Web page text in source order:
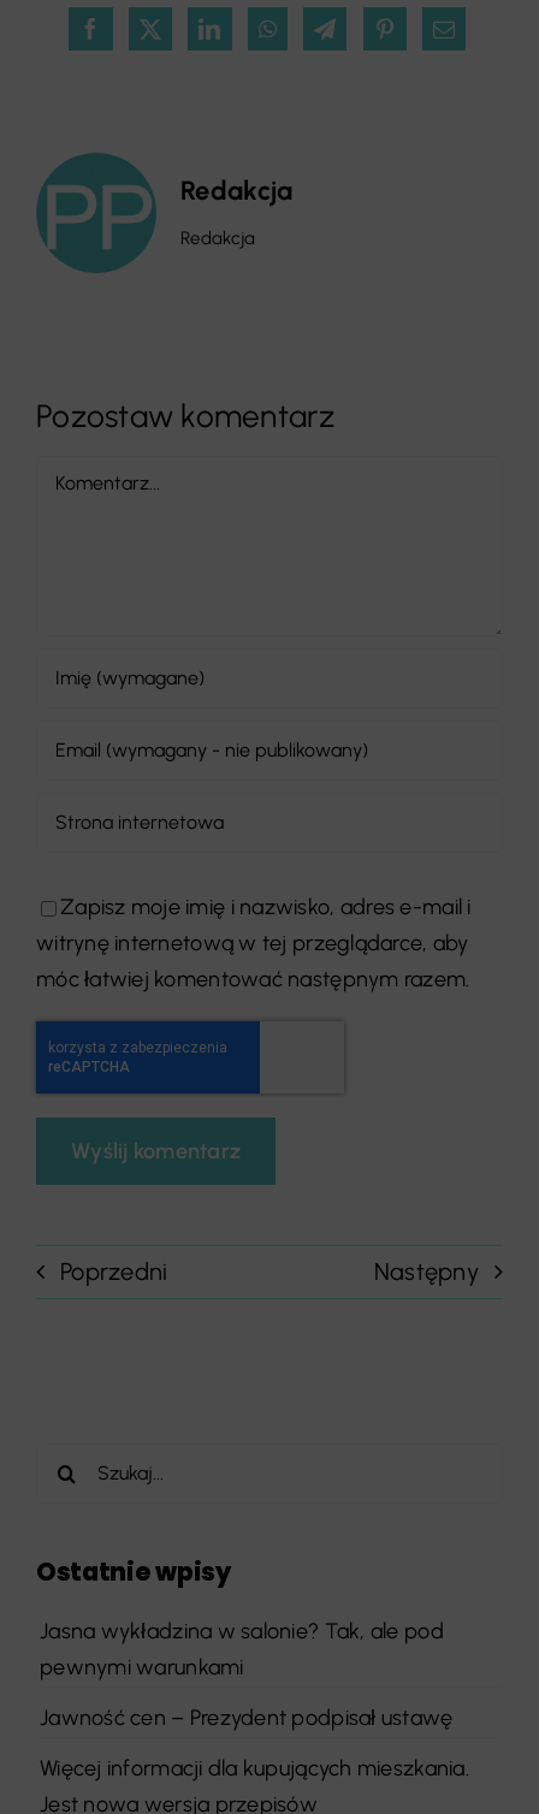
Redakcja
Redakcja
Pozostaw komentarz
Comment
Zapisz moje imię i nazwisko, adres e-mail i
witrynę internetową w tej przeglądarce, aby
móc łatwiej komentować następnym razem.
Poprzedni Następny
Szukaj
Ostatnie wpisy
Jasna wykładzina w salonie? Tak, ale pod
pewnymi warunkami
Jawność cen – Prezydent podpisał ustawę
Więcej informacji dla kupujących mieszkania.
Jest nowa wersja przepisów